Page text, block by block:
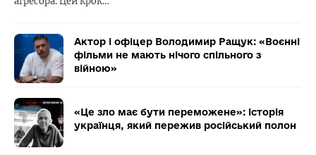
Актор і офіцер Володимир Ращук: «Воєнні
фільми не мають нічого спільного з
війною»
«Це зло має бути переможене»: історія
українця, який пережив російський полон